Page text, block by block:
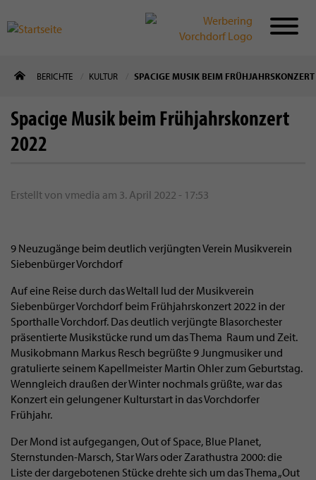
zum
BERICHTE KULTUR SPACIGE MUSIK BEIM
Spacige Musik beim Frühjahrskonzert
2022
Erstellt von vmedia am 3. April 2022 - 17:53
9 Neuzugänge beim deutlich verjüngten Verein Musikverein
Siebenbürger Vorchdorf
Auf eine Reise durch das Weltall lud der Musikverein
Siebenbürger Vorchdorf beim Frühjahrskonzert 2022 in der
Sporthalle Vorchdorf. Das deutlich verjüngte Blasorchester
präsentierte Musikstücke rund um das Thema Raum und Zeit.
Musikobmann Markus Resch begrüßte 9 Jungmusiker und
gratulierte seinem Kapellmeister Martin Ohler zum Geburtstag.
Wenngleich draußen der Winter nochmals grüßte, war das
Konzert ein gelungener Kulturstart in das Vorchdorfer
Frühjahr.
Der Mond ist aufgegangen, Out of Space, Blue Planet,
Sternstunden-Marsch, Star Wars oder Zarathustra 2000: die
Liste der dargebotenen Stücke drehte sich um das Thema „Out